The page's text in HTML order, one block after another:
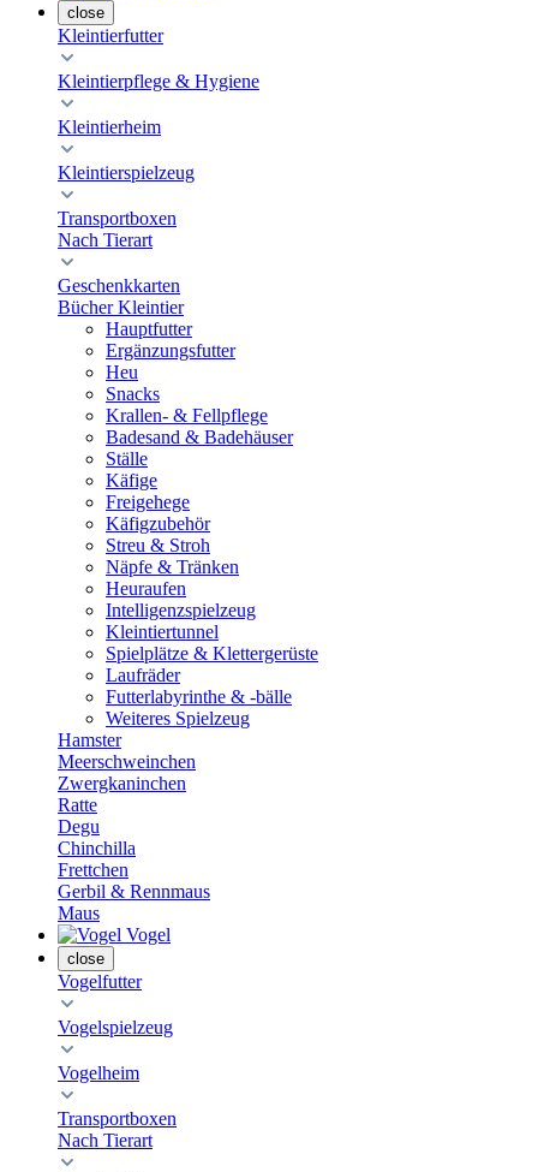
close
Kleintierfutter
Kleintierpflege & Hygiene
Kleintierheim
Kleintierspielzeug
Transportboxen
Nach Tierart
Geschenkkarten
Bücher Kleintier
Hauptfutter
Ergänzungsfutter
Heu
Snacks
Krallen- & Fellpflege
Badesand & Badehäuser
Ställe
Käfige
Freigehege
Käfigzubehör
Streu & Stroh
Näpfe & Tränken
Heuraufen
Intelligenzspielzeug
Kleintiertunnel
Spielplätze & Klettergerüste
Laufräder
Futterlabyrinthe & -bälle
Weiteres Spielzeug
Hamster
Meerschweinchen
Zwergkaninchen
Ratte
Degu
Chinchilla
Frettchen
Gerbil & Rennmaus
Maus
Vogel
close
Vogelfutter
Vogelspielzeug
Vogelheim
Transportboxen
Nach Tierart